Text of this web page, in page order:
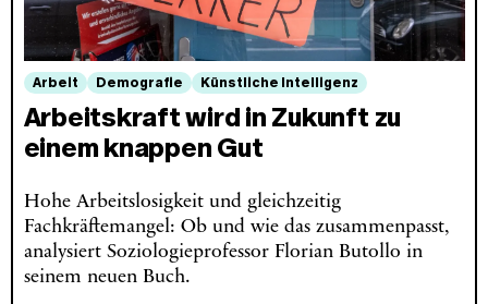
Arbeit Demografie Künstliche Intelligenz
Arbeitskraft wird in Zukunft zu
einem knappen Gut
Hohe Arbeitslosigkeit und gleichzeitig
Fachkräftemangel: Ob und wie das zusammenpasst,
analysiert Soziologieprofessor Florian Butollo in
seinem neuen Buch.